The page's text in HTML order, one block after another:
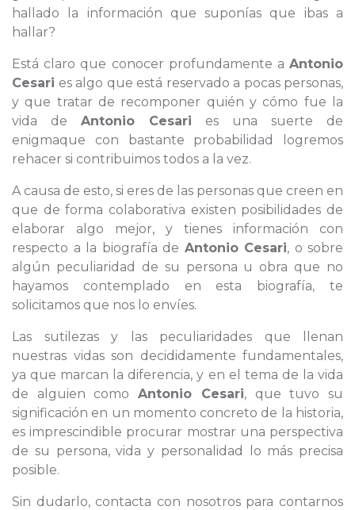
hallado la información que suponías que ibas a
hallar?
Está claro que conocer profundamente a Antonio
Cesari es algo que está reservado a pocas personas,
y que tratar de recomponer quién y cómo fue la
vida de Antonio Cesari es una suerte de
enigmaque con bastante probabilidad logremos
rehacer si contribuimos todos a la vez.
A causa de esto, si eres de las personas que creen en
que de forma colaborativa existen posibilidades de
elaborar algo mejor, y tienes información con
respecto a la biografía de Antonio Cesari, o sobre
algún peculiaridad de su persona u obra que no
hayamos contemplado en esta biografía, te
solicitamos que nos lo envíes.
Las sutilezas y las peculiaridades que llenan
nuestras vidas son decididamente fundamentales,
ya que marcan la diferencia, y en el tema de la vida
de alguien comoAntonio Cesari, que tuvo su
significación en un momento concreto de la historia,
es imprescindible procurar mostrar una perspectiva
de su persona, vida y personalidad lo más precisa
posible.
Sin dudarlo, contacta con nosotros para contarnos